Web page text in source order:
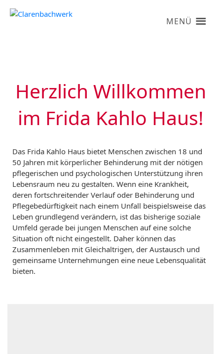
MENÜ
Herzlich Willkommen
im Frida Kahlo Haus!
Das Frida Kahlo Haus bietet Menschen zwischen 18 und
50 Jahren mit körperlicher Behinderung mit der nötigen
pflegerischen und psychologischen Unterstützung ihren
Lebensraum neu zu gestalten. Wenn eine Krankheit,
deren fortschreitender Verlauf oder Behinderung und
Pflegebedürftigkeit nach einem Unfall beispielsweise das
Leben grundlegend verändern, ist das bisherige soziale
Umfeld gerade bei jungen Menschen auf eine solche
Situation oft nicht eingestellt. Daher können das
Zusammenleben mit Gleichaltrigen, der Austausch und
gemeinsame Unternehmungen eine neue Lebensqualität
bieten.